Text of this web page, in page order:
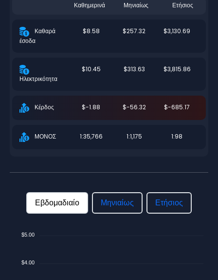
Καθημερινά Μηνιαίως Ετήσιος
Καθαρά
έσοδα
$8.58 $257.32 $3,130.69
Ηλεκτρικότητα
$10.45 $313.63 $3,815.86
Κέρδος $-1.88 $-56.32 $-685.17
ΜΟΝΟΣ 1:35,766 1:1,175 1:98
Εβδομαδιαίο Μηνιαίως Ετήσιος
$5.00
$4.00